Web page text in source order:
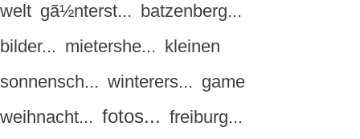
welt gã½nterst... batzenberg...
bilder... mietershe... kleinen
sonnensch... winterers... game
weihnacht... fotos... freiburg...